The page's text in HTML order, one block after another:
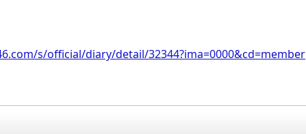
s/official/diary/detail/32344?ima=0000&cd=member